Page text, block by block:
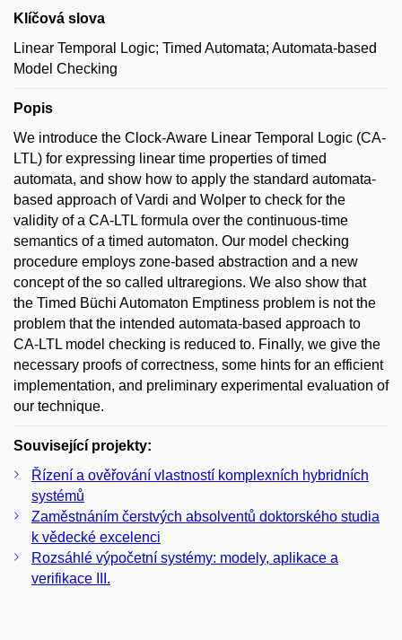
Klíčová slova
Linear Temporal Logic; Timed Automata; Automata-based
Model Checking
Popis
We introduce the Clock-Aware Linear Temporal Logic (CA-
LTL) for expressing linear time properties of timed
automata, and show how to apply the standard automata-
based approach of Vardi and Wolper to check for the
validity of a CA-LTL formula over the continuous-time
semantics of a timed automaton. Our model checking
procedure employs zone-based abstraction and a new
concept of the so called ultraregions. We also show that
the Timed Büchi Automaton Emptiness problem is not the
problem that the intended automata-based approach to
CA-LTL model checking is reduced to. Finally, we give the
necessary proofs of correctness, some hints for an efficient
implementation, and preliminary experimental evaluation of
our technique.
Související projekty:
Řízení a ověřování vlastností komplexních hybridních
systémů
Zaměstnáním čerstvých absolventů doktorského studia
k vědecké excelenci
Rozsáhlé výpočetní systémy: modely, aplikace a
verifikace III.